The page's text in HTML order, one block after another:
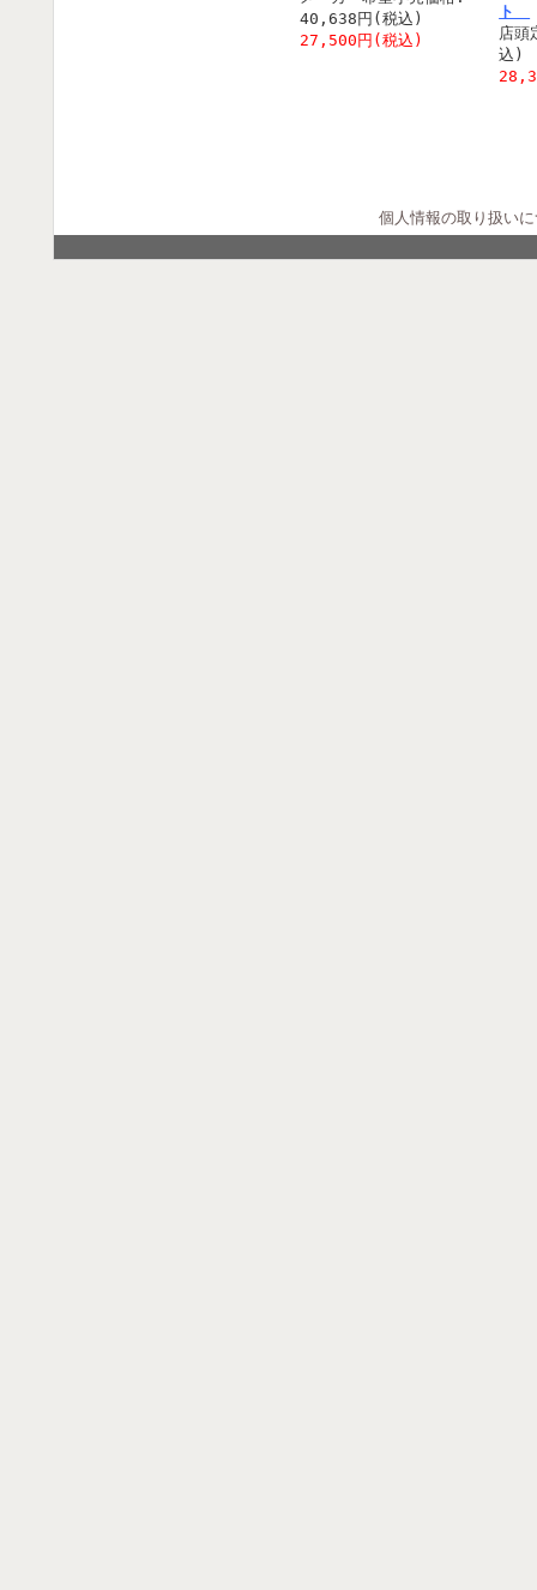
40,638円(税込)
27,500円(税込)
ト
店
込)
個人情報の取り扱い